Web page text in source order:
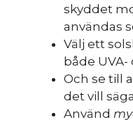
skyddet
användas
Välj ett
både UVA-
Och se till
det vill
Använd